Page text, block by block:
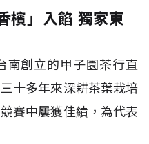
檳」入餡 獨家東
南創立的甲子園茶行直
十多年來深耕茶葉栽培
賽中屢獲佳績，為代表